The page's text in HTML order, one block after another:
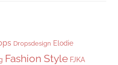
Dropsdesign Elodie
Fashion Style FJKA